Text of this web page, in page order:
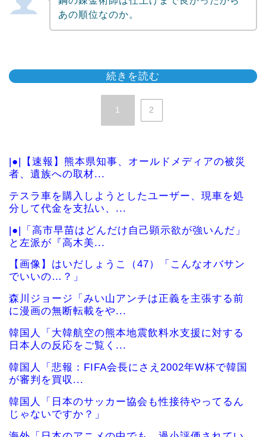
あの順位なのか。
続きを読む
1 2
|●|【速報】熊本県知事、オールドメディアの被災
者、遺族への取材...
テスラ車を購入しようとしたユーザー、現車を処
分して代金を支払い、...
|●|「高市早苗はどんだけ自己顕示欲が強いんだ」
と左派が『高木美...
【画像】はいだしょうこ（47）「こんなオバサン
でいいの…？」
森川ジョージ「みい山アンチは正義を主張する前
に漫画の無断転載をや...
韓国人「大韓航空の熊本地震飲料水支援に対する
日本人の反応をご覧く...
韓国人「悲報：FIFA会長にさえ2002年W杯で韓国
が審判を買収...
韓国人「日本のサッカー協会も性接待やってるん
じゃないですか？」